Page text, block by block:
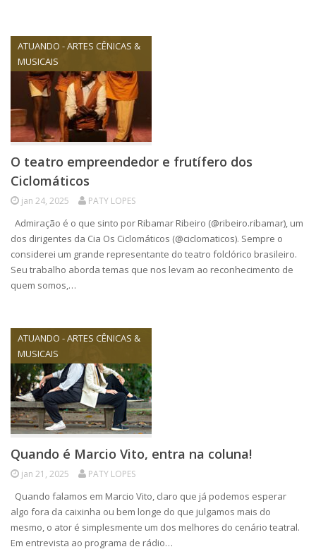
ATUANDO - ARTES CÊNICAS &
MUSICAIS
O teatro empreendedor e frutífero dos
Ciclomáticos
jan 24, 2025 PATY LOPES
Admiração é o que sinto por Ribamar Ribeiro (@ribeiro.ribamar), um
dos dirigentes da Cia Os Ciclomáticos (@ciclomaticos). Sempre o
considerei um grande representante do teatro folclórico brasileiro.
Seu trabalho aborda temas que nos levam ao reconhecimento de
quem somos,…
ATUANDO - ARTES CÊNICAS &
MUSICAIS
Quando é Marcio Vito, entra na coluna!
jan 21, 2025 PATY LOPES
Quando falamos em Marcio Vito, claro que já podemos esperar
algo fora da caixinha ou bem longe do que julgamos mais do
mesmo, o ator é simplesmente um dos melhores do cenário teatral.
Em entrevista ao programa de rádio…